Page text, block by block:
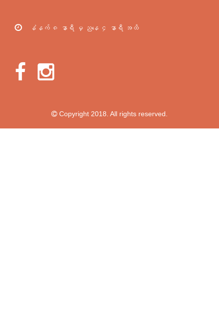
နံနက် ၈ နာရီ မှ ညနေ ၄ နာရီ အထိ
Copyright 2018. All rights reserved.